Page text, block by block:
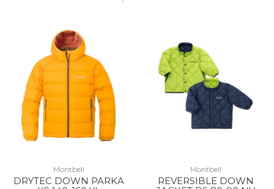
Montbell
DRYTEC DOWN PARKA
Montbell
REVERSIBLE DOWN